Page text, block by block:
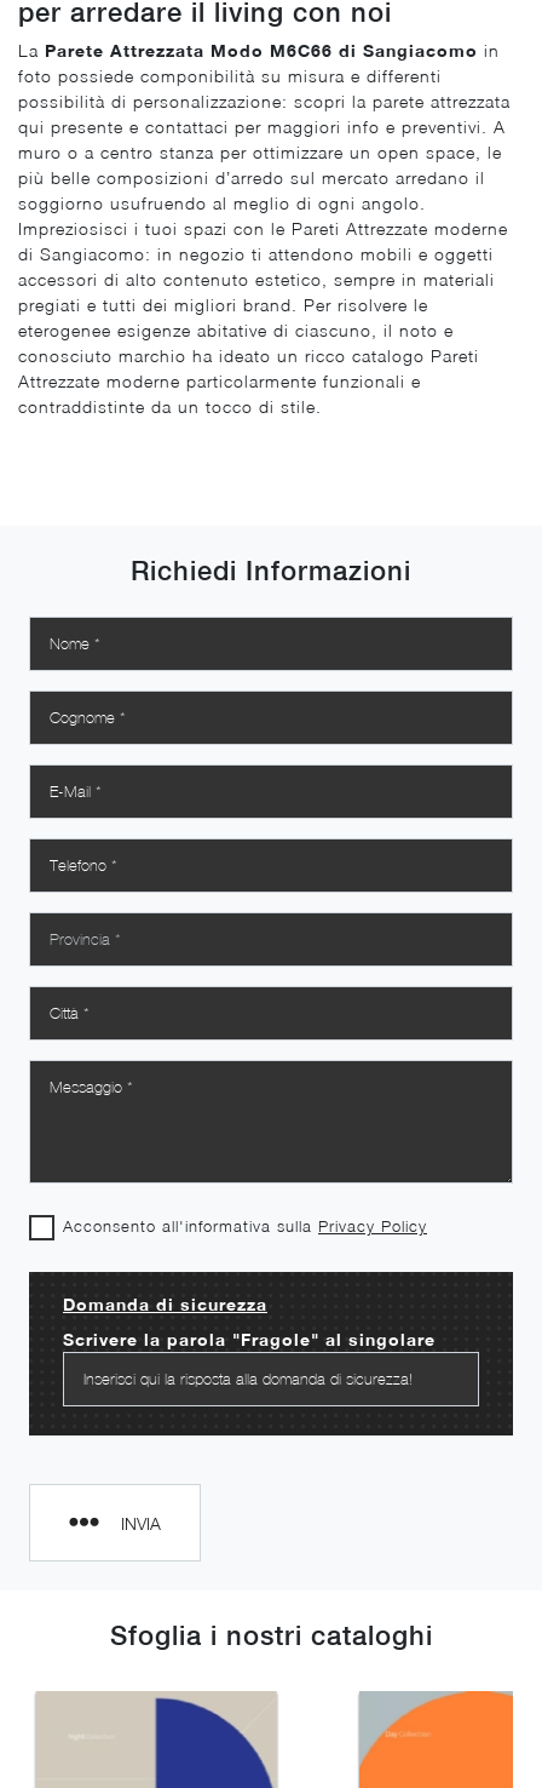
per arredare il living con noi
La Parete Attrezzata Modo M6C66 di Sangiacomo in
foto possiede componibilità su misura e differenti
possibilità di personalizzazione: scopri la parete attrezzata
qui presente e contattaci per maggiori info e preventivi. A
muro o a centro stanza per ottimizzare un open space, le
più belle composizioni d’arredo sul mercato arredano il
soggiorno usufruendo al meglio di ogni angolo.
Impreziosisci i tuoi spazi con le Pareti Attrezzate moderne
di Sangiacomo: in negozio ti attendono mobili e oggetti
accessori di alto contenuto estetico, sempre in materiali
pregiati e tutti dei migliori brand. Per risolvere le
eterogenee esigenze abitative di ciascuno, il noto e
conosciuto marchio ha ideato un ricco catalogo Pareti
Attrezzate moderne particolarmente funzionali e
contraddistinte da un tocco di stile.
Sfoglia i nostri cataloghi
Richiedi Informazioni
Acconsento all'informativa sulla Privacy Policy
Domanda di sicurezza
Scrivere la parola "Fragole" al singolare
INVIA